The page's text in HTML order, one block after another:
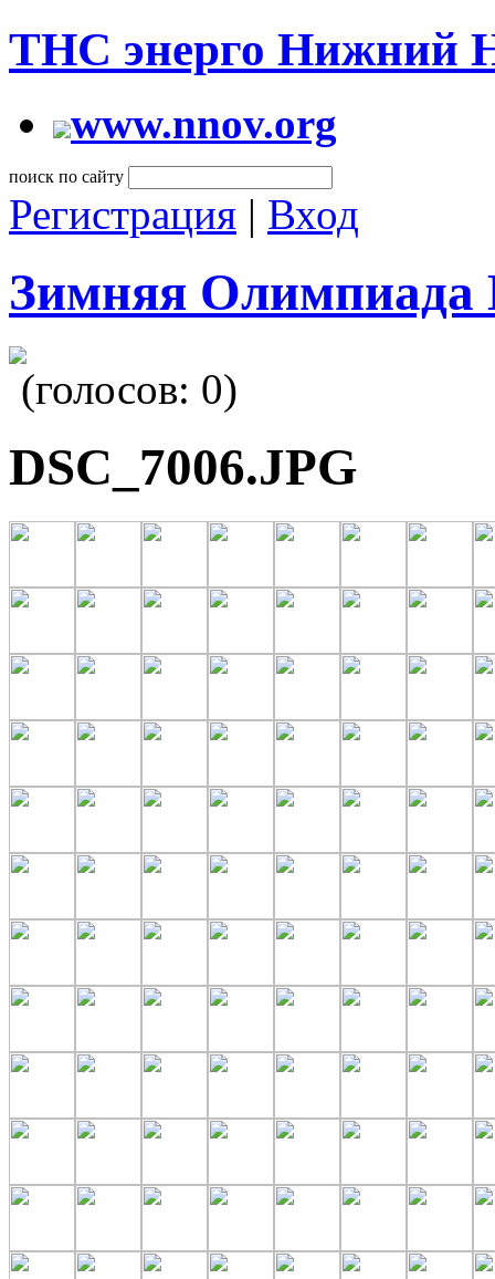
ТНС энерго Нижний
www.nnov.org
поиск по сайту
Регистрация | Вход
Зимняя Олимпиада
(голосов: 0)
DSC_7006.JPG